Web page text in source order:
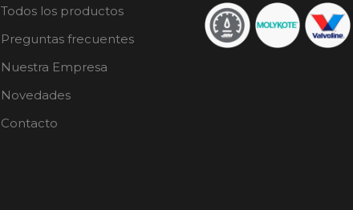
Todos los productos
Preguntas frecuentes
Nuestra Empresa
Novedades
Contacto